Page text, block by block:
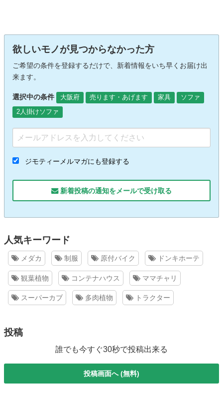
欲しいモノが見つからなかった方
ご希望の条件を登録するだけで、新着情報をいち早くお届け出
来ます。
選択中の条件 大阪府 売ります・あげます 家具
ソファ
2人掛けソファ
ジモティーメルマガにも登録する
新着投稿の通知をメールで受け取る
人気キーワード
メダカ 制服 原付バイク ドンキホーテ
観葉植物 コンテナハウス ママチャリ
スーパーカブ 多肉植物 トラクター
投稿
誰でも今すぐ30秒で投稿出来る
投稿画面へ (無料)